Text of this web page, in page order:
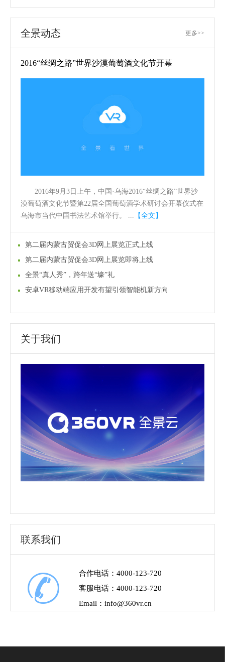
更多>>
全景动态
2016“丝绸之路”世界沙漠葡萄酒文化节开幕
2016年9月3日上午，中国·乌海2016“丝绸之路”世界沙
漠葡萄酒文化节暨第22届全国葡萄酒学术研讨会开幕仪式在
乌海市当代中国书法艺术馆举行。 ... 【全文】
第二届内蒙古贸促会3D网上展览正式上线
第二届内蒙古贸促会3D网上展览即将上线
全景“真人秀”，跨年送“壕”礼
安卓VR移动端应用开发有望引领智能机新方向
关于我们
联系我们
合作电话：4000-123-720
客服电话：4000-123-720
Email： info@360vr.cn